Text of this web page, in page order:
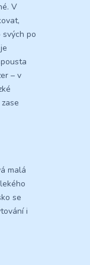
V
po
– v
malá
se
i